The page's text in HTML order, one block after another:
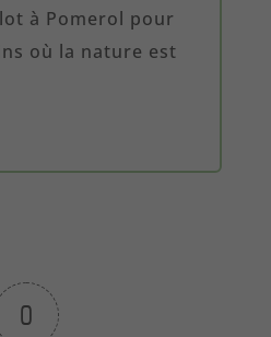
à Pomerol pour
où la nature est
0